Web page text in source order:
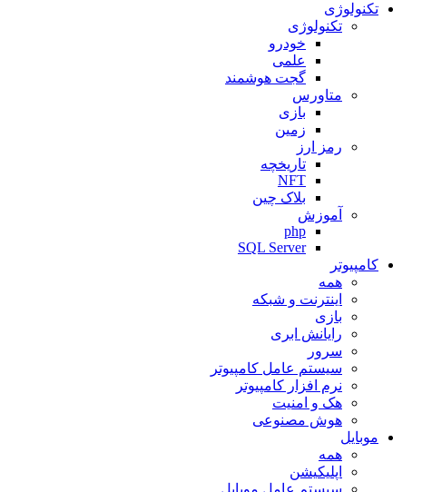
تکنولوژی
تکنولوژی
خودرو
علمی
گجت هوشمند
متاورس
بازی
زمین
رمز ارز
تاریخچه
NFT
بلاک چین
آموزش
php
SQL Server
کامپیوتر
همه
اینترنت و شبکه
بازی
رایانش ابری
سرور
سیستم عامل کامپیوتر
نرم افزار کامپیوتر
هک و امنیت
هوش مصنوعی
موبایل
همه
اپلیکیشن
سیستم عامل موبایل